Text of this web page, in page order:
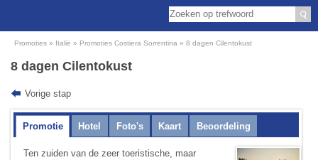
Promoties Italië Promoties Costiera Sorrentina 8 dagen Cilentokust
8 dagen Cilentokust
Vorige stap
Promotie Hotel Foto's Kaart Beoordeling
Ten zuiden van de zeer toeristische, maar